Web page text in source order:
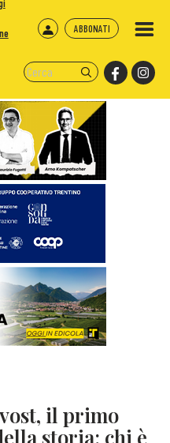
ABBONATI
il primo
storia: chi è